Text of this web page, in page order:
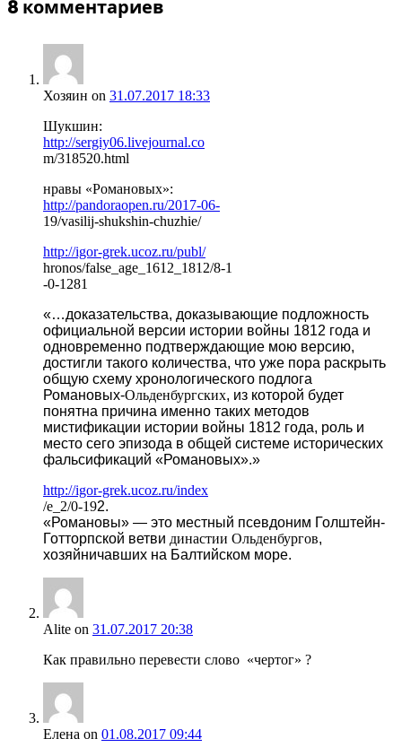
8 комментариев
Хозяин on 31.07.2017 18:33
Шукшин:
http://sergiy06.livejournal.co
m/318520.html
нравы «Романовых»:
http://pandoraopen.ru/2017-06-
19/vasilij-shukshin-chuzhie/
http://igor-grek.ucoz.ru/publ/
hronos/false_age_1612_1812/8-1
-0-1281
«…доказательства, доказывающие подложность
официальной версии истории войны 1812 года и
одновременно подтверждающие мою версию,
достигли такого количества, что уже пора раскрыть
общую схему хронологического подлога
Романовых-Ольденбургских, из которой будет
понятна причина именно таких методов
мистификации истории войны 1812 года, роль и
место сего эпизода в общей системе исторических
фальсификаций «Романовых».»
http://igor-grek.ucoz.ru/index
/e_2/0-192.
«Романовы» — это местный псевдоним Голштейн-
Готторпской ветви династии Ольденбургов,
хозяйничавших на Балтийском море.
Alite on 31.07.2017 20:38
Как правильно перевести слово «чертог» ?
Елена on 01.08.2017 09:44